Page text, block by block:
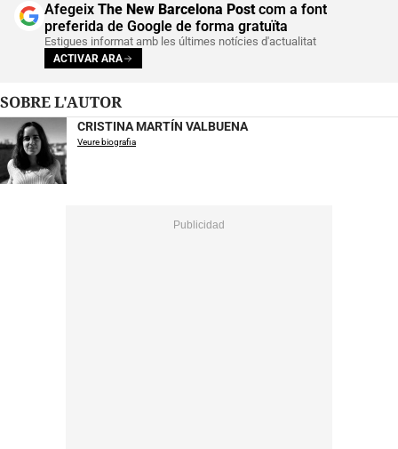
Afegeix The New Barcelona Postcom a font
preferida de Google de forma gratuïta
Estigues informat amb les últimes notícies d'actualitat
ACTIVAR ARA
SOBRE L'AUTOR
CRISTINA MARTÍN VALBUENA
Veure biografia